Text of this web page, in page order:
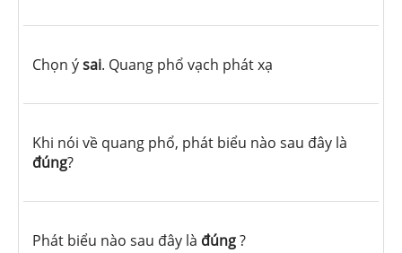
Chọn ýsai. Quang phổ vạch phát xạ
Khi nói về quang phổ, phát biểu nào sau đây là
đúng?
Phát biểu nào sau đây là đúng?